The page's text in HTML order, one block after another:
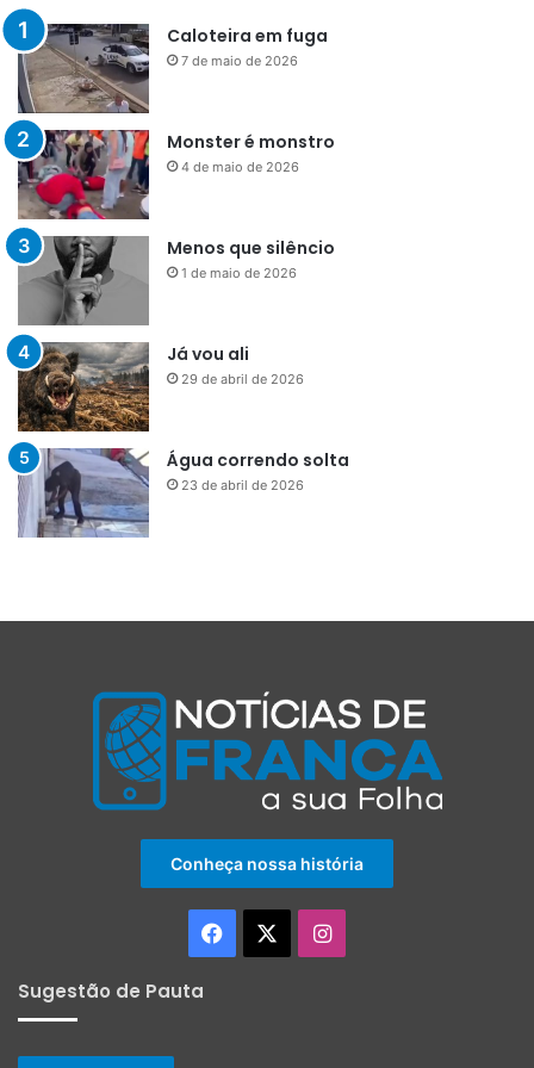
Caloteira em fuga
7 de maio de 2026
Monster é monstro
4 de maio de 2026
Menos que silêncio
1 de maio de 2026
Já vou ali
29 de abril de 2026
Água correndo solta
23 de abril de 2026
Conheça nossa história
Facebook Instagram
Sugestão de Pauta